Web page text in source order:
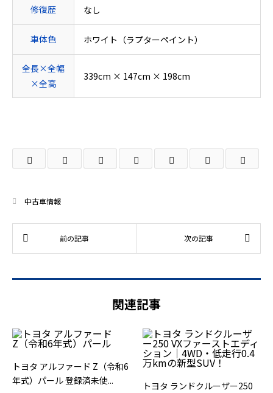
修復歴 なし
車体色 ホワイト（ラプターペイント）
全長×全幅
×全高
339cm × 147cm × 198cm
中古車情報
関連記事
トヨタ アルファード Z（令和6
年式）パール 登録済未使...
トヨタ ランドクルーザー250